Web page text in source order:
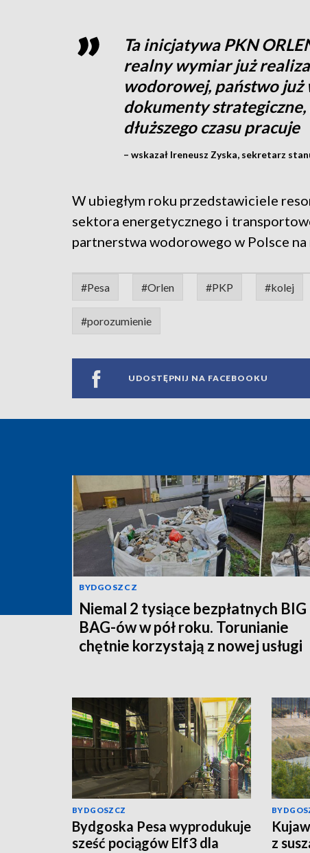
Ta inicjatywa PKN
realny wymiar już
wodorowej, państwo
dokumenty
dłuższego czasu pracuje
– wskazał Ireneusz Zyska, sekretarz
W ubiegłym roku przedstawiciele
sektora energetycznego i
partnerstwa wodorowego w Polsce na
#Pesa #Orlen #PKP #kolej
#porozumienie
UDOSTĘPNIJ NA FACEBOOKU
BYDGOSZCZ
Niemal 2 tysiące bezpłatnych BIG
BAG-ów w pół roku. Torunianie
chętnie korzystają z nowej usługi
BYDGOSZCZ
Bydgoska Pesa wyprodukuje
sześć pociągów Elf3 dla
z